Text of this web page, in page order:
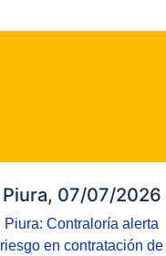
Piura, 07/07/2026
Piura: Contraloría alerta
riesgo en contratación de